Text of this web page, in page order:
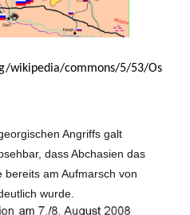
wikipedia/commons/5/53/Os
Angriffs galt
dass Abchasien das
bereits am Aufmarsch von
wurde.